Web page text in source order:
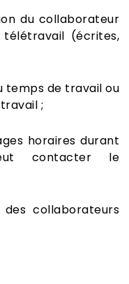
du collaborateur
télétravail (écrites,
de travail ou
;
horaires durant
contacter le
collaborateurs